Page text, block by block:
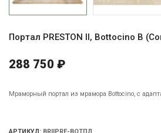
Портал PRESTON II, Bottocino B
288 750 ₽
Мраморный портал из мрамора Bottocino, с